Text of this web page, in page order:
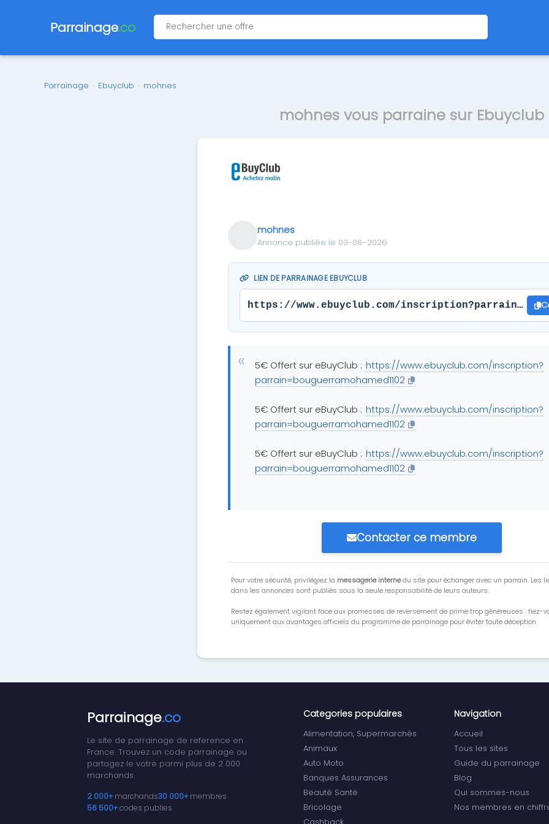
Parrainage.co
Parrainage › Ebuyclub › mohnes
mohnes vous parraine sur Ebuyclub
mohnes
Annonce publiée le 03-08-2026
LIEN DE PARRAINAGE EBUYCLUB
https://www.ebuyclub.com/
5€ Offert sur eBuyClub : https://www.ebuyclub.com/inscription?
parrain=bouguerramohamed1102
5€ Offert sur eBuyClub : https://www.ebuyclub.com/inscription?
parrain=bouguerramohamed1102
5€ Offert sur eBuyClub : https://www.ebuyclub.com/inscription?
parrain=bouguerramohamed1102
Contacter ce membre
Pour votre sécurité, privilégiez la messagerie internedu site pour échanger avec un parrain. Les
dans les annonces sont publiés sous la seule responsabilité de leurs auteurs.
Restez également vigilant face aux promesses de reversement de prime trop généreuses : fiez-
uniquement aux avantages officiels du programme de parrainage pour éviter toute déception.
Parrainage.co
Le site de parrainage de reference en
France. Trouvez un code parrainage ou
partagez le votre parmi plus de 2 000
marchands.
2 000+ marchands30 000+ membres
56 500+codes publies
Categories populaires
Alimentation, Supermarchés
Animaux
Auto Moto
Banques Assurances
Beauté Santé
Bricolage
Navigation
Accueil
Tous les sites
Guide du parrainage
Blog
Qui sommes-nous
Nos membres en